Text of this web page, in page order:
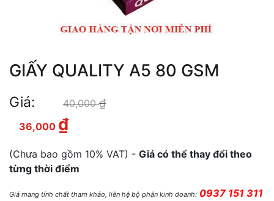
GIẤY QUALITY A5 80 GSM
Giá: 40,000₫
36,000 ₫
(Chưa bao gồm 10% VAT) - Giá có thể thay đổi theo
từng thời điểm
Giá mang tính chất tham khảo, liên hệ bộ phận kinh doanh: 0937 151 311